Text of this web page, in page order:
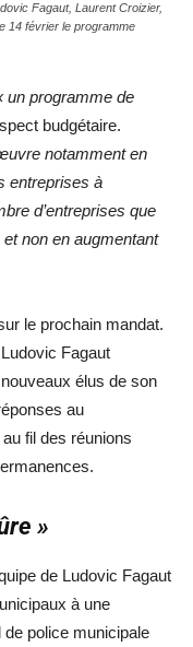
Fagaut, Laurent Croizier,
14 février le programme
un programme de
budgétaire.
notamment en
entreprises à
d’entreprises que
non en augmentant
le prochain mandat.
Fagaut
élus de son
au
fil des réunions
»
de Ludovic Fagaut
à une
de police municipale